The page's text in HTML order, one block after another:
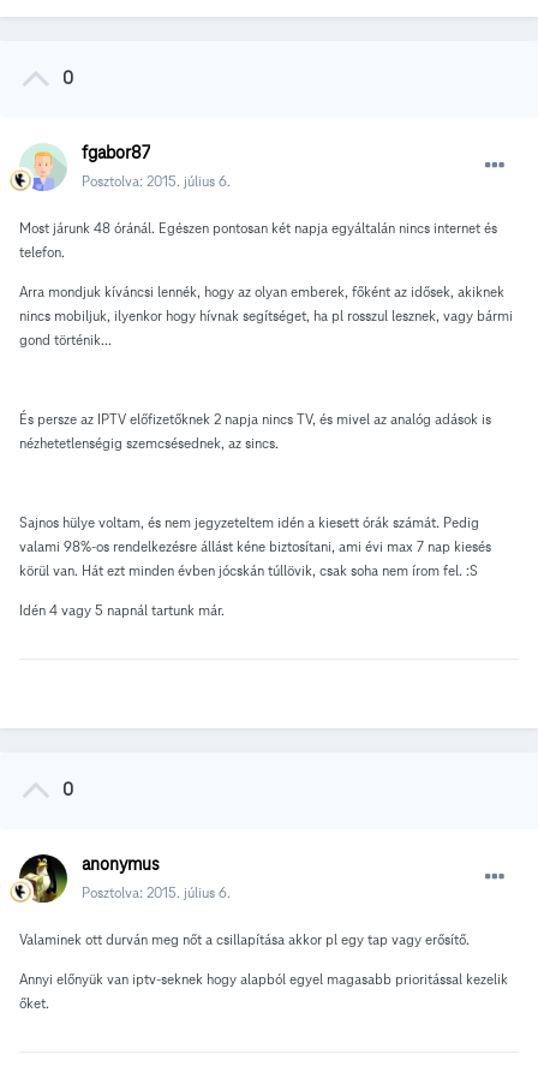
0
fgabor87
Posztolva: 2015. július 6.
Most járunk 48 óránál. Egészen pontosan két napja egyáltalán nincs internet és
telefon.
Arra mondjuk kíváncsi lennék, hogy az olyan emberek, főként az idősek, akiknek
nincs mobiljuk, ilyenkor hogy hívnak segítséget, ha pl rosszul lesznek, vagy bármi
gond történik...
És persze az IPTV előfizetőknek 2 napja nincs TV, és mivel az analóg adások is
nézhetetlenségig szemcsésednek, az sincs.
Sajnos hülye voltam, és nem jegyzeteltem idén a kiesett órák számát. Pedig
valami 98%-os rendelkezésre állást kéne biztosítani, ami évi max 7 nap kiesés
körül van. Hát ezt minden évben jócskán túllövik, csak soha nem írom fel. :S
Idén 4 vagy 5 napnál tartunk már.
0
anonymus
Posztolva: 2015. július 6.
Valaminek ott durván meg nőt a csillapítása akkor pl egy tap vagy erősítő.
Annyi előnyük van iptv-seknek hogy alapból egyel magasabb prioritással kezelik
őket.